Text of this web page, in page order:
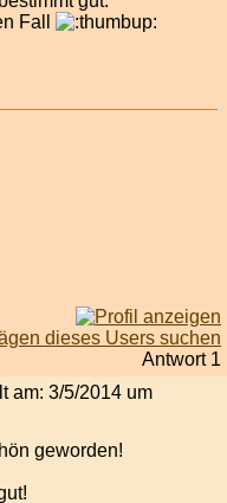
Fall
Antwort 1
am: 3/5/2014 um
geworden!